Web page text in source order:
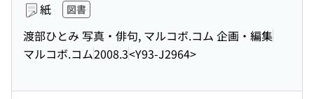
紙 図書
渡部ひとみ 写真・俳句, マルコボ.コム 企画・編集
マルコボ.コム2008.3<Y93-J2964>